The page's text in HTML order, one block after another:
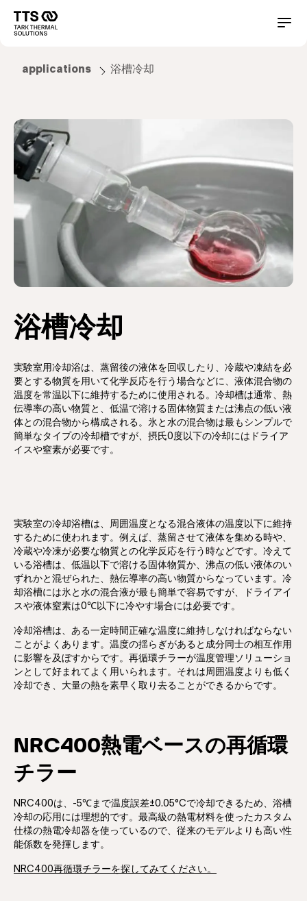
applications 浴槽冷却
浴槽冷却
実験室用冷却浴は、蒸留後の液体を回収したり、冷蔵や凍結を必
要とする物質を用いて化学反応を行う場合などに、液体混合物の
温度を常温以下に維持するために使用される。冷却槽は通常、熱
伝導率の高い物質と、低温で溶ける固体物質または沸点の低い液
体との混合物から構成される。氷と水の混合物は最もシンプルで
簡単なタイプの冷却槽ですが、摂氏0度以下の冷却にはドライア
イスや窒素が必要です。
実験室の冷却浴槽は、周囲温度となる混合液体の温度以下に維持
するために使われます。例えば、蒸留させて液体を集める時や、
冷蔵や冷凍が必要な物質との化学反応を行う時などです。冷えて
いる浴槽は、低温以下で溶ける固体物質か、沸点の低い液体のい
ずれかと混ぜられた、熱伝導率の高い物質からなっています。冷
却浴槽には氷と水の混合液が最も簡単で容易ですが、ドライアイ
スや液体窒素は0℃以下に冷やす場合には必要です。
冷却浴槽は、ある一定時間正確な温度に維持しなければならない
ことがよくあります。温度の揺らぎがあると成分同士の相互作用
に影響を及ぼすからです。再循環チラーが温度管理ソリューショ
ンとして好まれてよく用いられます。それは周囲温度よりも低く
冷却でき、大量の熱を素早く取り去ることができるからです。
NRC400熱電ベースの再循環
チラー
NRC400は、-5℃まで温度誤差±0.05°Cで冷却できるため、浴槽
冷却の応用には理想的です。最高級の熱電材料を使ったカスタム
仕様の熱電冷却器を使っているので、従来のモデルよりも高い性
能係数を発揮します。
NRC400再循環チラーを探してみてください。